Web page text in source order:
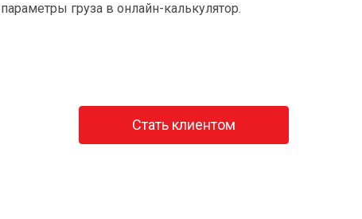
груза в онлайн-калькулятор.
Стать клиентом